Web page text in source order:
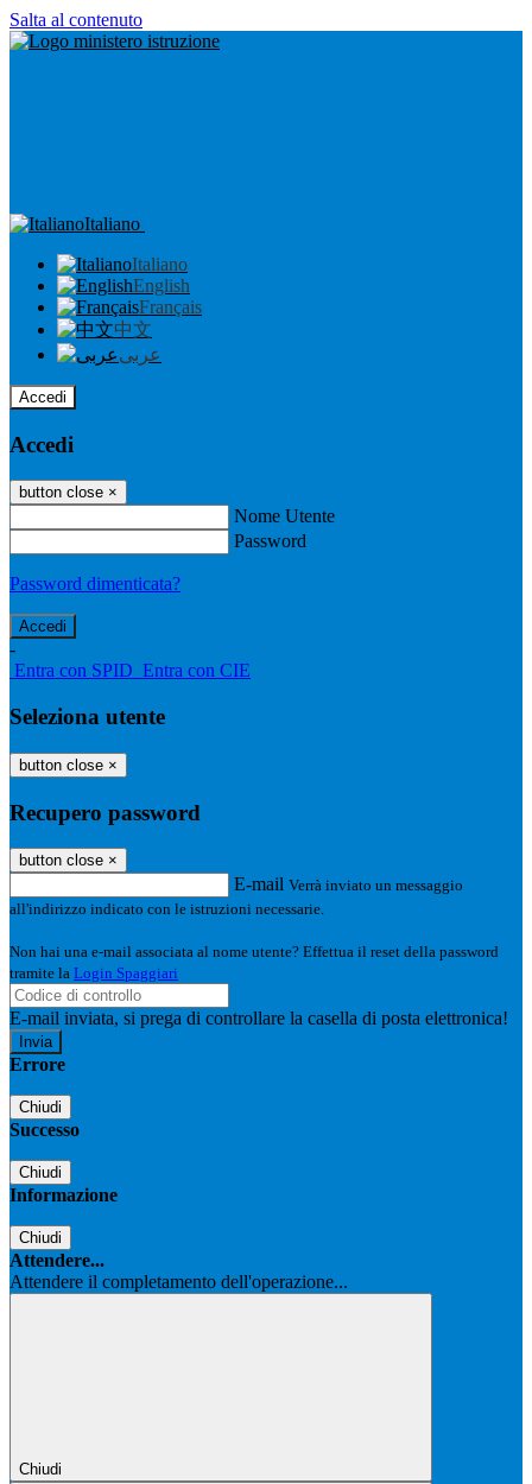
Salta al contenuto
Italiano
Italiano
English
Français
中文
عربى
Accedi
Accedi
button close ×
Nome Utente
Password
Password dimenticata?
-
Entra con SPID Entra con CIE
Seleziona utente
button close ×
Recupero password
button close ×
E-mail Verrà inviato un messaggio
all'indirizzo indicato con le istruzioni necessarie.
Non hai una e-mail associata al nome utente? Effettua il reset della password
tramite la Login Spaggiari
E-mail inviata, si prega di controllare la casella di posta elettronica!
Errore
Chiudi
Successo
Chiudi
Informazione
Chiudi
Attendere...
Attendere il completamento dell'operazione...
Chiudi